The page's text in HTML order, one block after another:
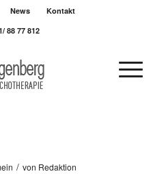
News
Kontakt
88 77 812
/ von Redaktion